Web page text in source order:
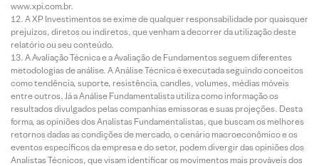
www.xpi.com.br.
A XP Investimentos se exime de qualquer responsabilidade por quaisquer
prejuízos, diretos ou indiretos, que venham a decorrer da utilização deste
relatório ou seu conteúdo.
A Avaliação Técnica e a Avaliação de Fundamentos seguem diferentes
metodologias de análise. A Análise Técnica é executada seguindo conceitos
como tendência, suporte, resistência, candles, volumes, médias móveis
entre outros. Já a Análise Fundamentalista utiliza como informação os
resultados divulgados pelas companhias emissoras e suas projeções. Desta
forma, as opiniões dos Analistas Fundamentalistas, que buscam os melhores
retornos dadas as condições de mercado, o cenário macroeconômico e os
eventos específicos da empresa e do setor, podem divergir das opiniões dos
Analistas Técnicos, que visam identificar os movimentos mais prováveis dos